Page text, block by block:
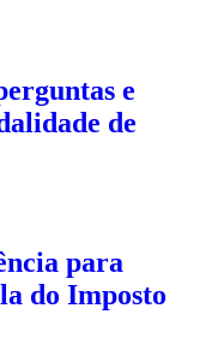
e
de
para
do Imposto